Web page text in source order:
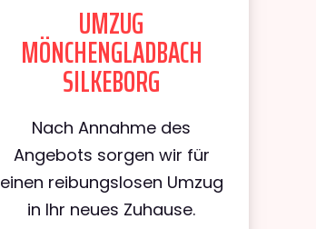
UMZUG
MÖNCHENGLADBACH
SILKEBORG
Nach Annahme des
Angebots sorgen wir für
einen reibungslosen Umzug
in Ihr neues Zuhause.